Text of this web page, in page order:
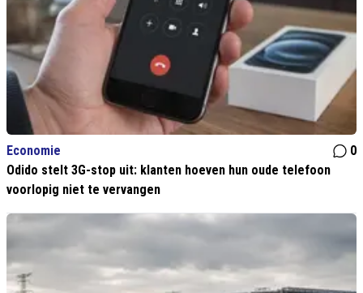
Economie
0
Odido stelt 3G-stop uit: klanten hoeven hun oude telefoon
voorlopig niet te vervangen